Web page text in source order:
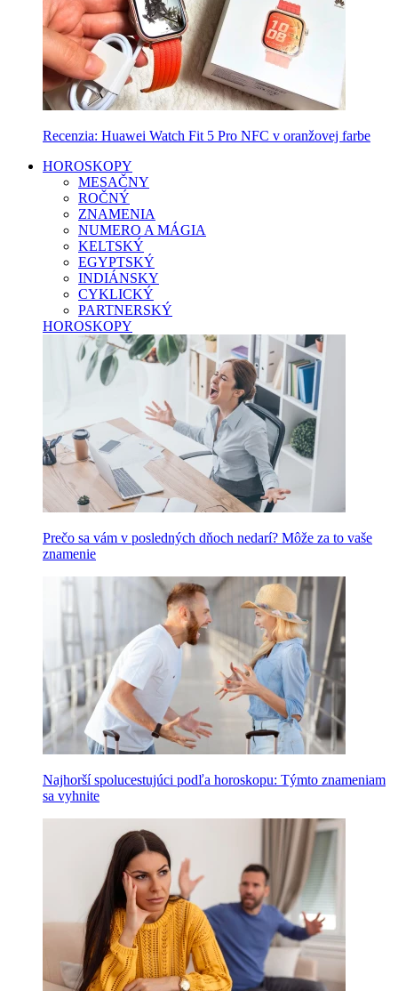
Recenzia: Huawei Watch Fit 5 Pro NFC v oranžovej farbe
HOROSKOPY
MESAČNY
ROČNÝ
ZNAMENIA
NUMERO A MÁGIA
KELTSKÝ
EGYPTSKÝ
INDIÁNSKY
CYKLICKÝ
PARTNERSKÝ
HOROSKOPY
Prečo sa vám v posledných dňoch nedarí? Môže za to vaše
znamenie
Najhorší spolucestujúci podľa horoskopu: Týmto znameniam
sa vyhnite